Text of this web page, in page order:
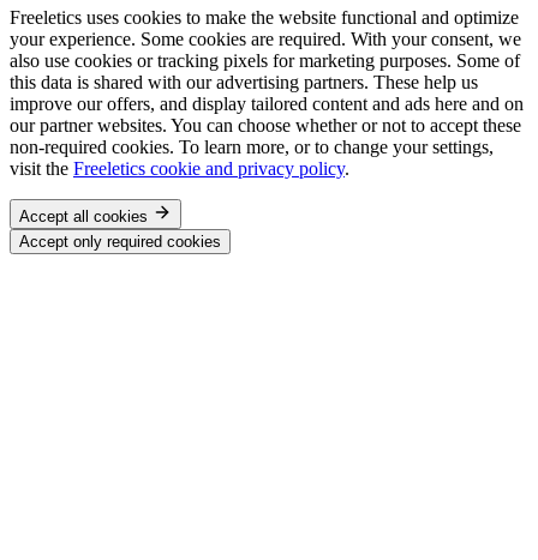
Freeletics uses cookies to make the website functional and optimize
your experience. Some cookies are required. With your consent, we
also use cookies or tracking pixels for marketing purposes. Some of
this data is shared with our advertising partners. These help us
improve our offers, and display tailored content and ads here and on
our partner websites. You can choose whether or not to accept these
non-required cookies. To learn more, or to change your settings,
visit the Freeletics cookie and privacy policy.
Accept all cookies
Accept only required cookies